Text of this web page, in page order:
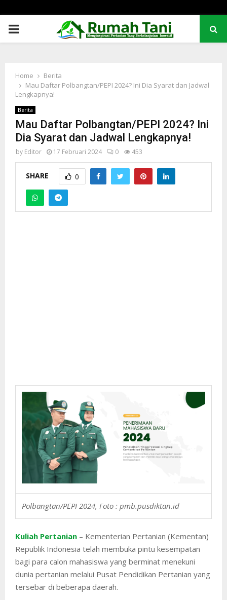
PRIMARY
Home
Berita
Mau Daftar Polbangtan/PEPI 2024? Ini Dia Syarat dan Jadwal
Lengkapnya!
Berita
Mau Daftar Polbangtan/PEPI 2024? Ini
Dia Syarat dan Jadwal Lengkapnya!
by Editor 17 Februari 2024 0 453
SHARE 0
Polbangtan/PEPI 2024, Foto : pmb.pusdiktan.id
Kuliah Pertanian – Kementerian Pertanian (Kementan)
Republik Indonesia telah membuka pintu kesempatan
bagi para calon mahasiswa yang berminat menekuni
dunia pertanian melalui Pusat Pendidikan Pertanian yang
tersebar di beberapa daerah.